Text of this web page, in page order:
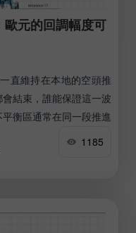
歐元的回調幅度可
直維持在本地的空頭推
結束，誰能保證這一波
衡區通常在同一段推進
1185